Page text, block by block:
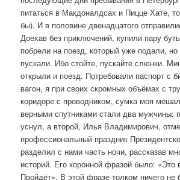
питаться в Макдоналдсах и Пицце Хате,
бы). И в половине двенадцатого
Доехав без приключений, купили пару
побрели на поезд, который уже подали, но
пускали. Ибо стойте, пускайте слюнки.
открыли и поезд. Потребовали паспорт с
вагон, я при своих скромных объёмах с
коридоре с проводником, сумка моя
верными спутниками стали два мужчины:
уснул, а второй, Илья Владимирович,
профессиональный праздник
разделил с нами часть ночи, рассказав
историй. Его коронной фразой было: «Это
Пройдёт». В этой фразе толком ничего не